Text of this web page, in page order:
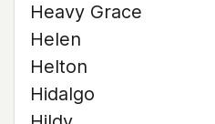
Heavy Grace
Helen
Helton
Hidalgo